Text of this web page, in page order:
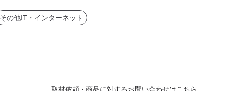
その他IT・インターネット
取材依頼・商品に対するお問い合わせはこちら。